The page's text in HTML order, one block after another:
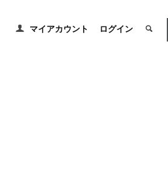
マイアカウント ログイン